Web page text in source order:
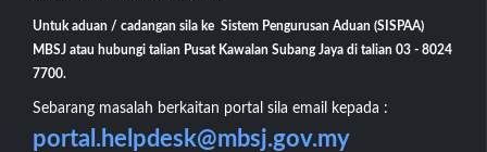
Untuk aduan / cadangan sila ke Sistem Pengurusan Aduan (SISPAA)
MBSJ atau hubungi talian Pusat Kawalan Subang Jaya di talian 03 - 8024
7700.
Sebarang masalah berkaitan portal sila email kepada :
portal.helpdesk@mbsj.gov.my